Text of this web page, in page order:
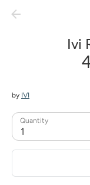
Ivi
by IVI
Quantity
1